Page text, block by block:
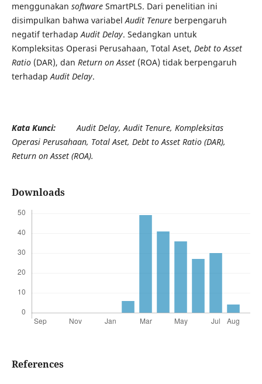
menggunakan software SmartPLS. Dari penelitian ini
disimpulkan bahwa variabelAudit Tenureberpengaruh
negatif terhadapAudit Delay. Sedangkan untuk
Kompleksitas Operasi Perusahaan, Total Aset, Debt to Asset
Ratio(DAR), dan Return on Asset(ROA) tidak berpengaruh
terhadapAudit Delay.
Kata Kunci: Audit Delay,Audit Tenure, Kompleksitas
Operasi Perusahaan, Total Aset, Debt to Asset Ratio(DAR),
Return on Asset(ROA).
Downloads
References